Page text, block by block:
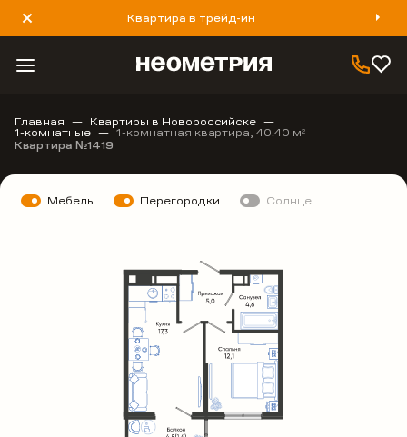
Квартира в трейд-ин
8 800 777 40 93
Главная Квартиры в Новороссийске
1-комнатные 1-комнатная квартира, 40.40 м2
Квартира №1419
Мебель Перегородки Солнце